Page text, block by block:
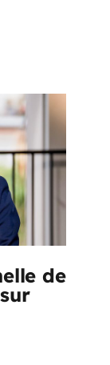
de